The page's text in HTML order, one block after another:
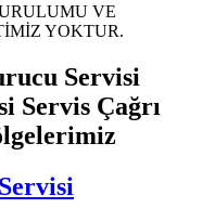
VE
YOKTUR.
Servisi
Servis Çağrı